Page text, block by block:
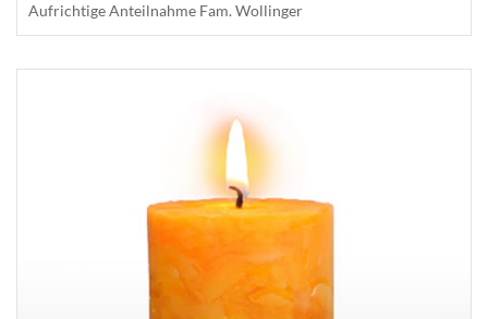
Aufrichtige Anteilnahme Fam. Wollinger